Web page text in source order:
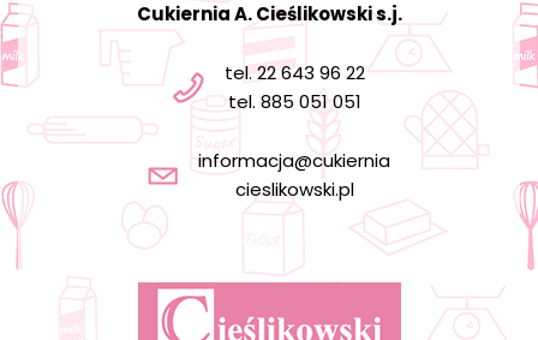
Cukiernia A. Cieślikowski s.j.
tel. 22 643 96 22
tel. 885 051 051
informacja@cukiernia
cieslikowski.pl